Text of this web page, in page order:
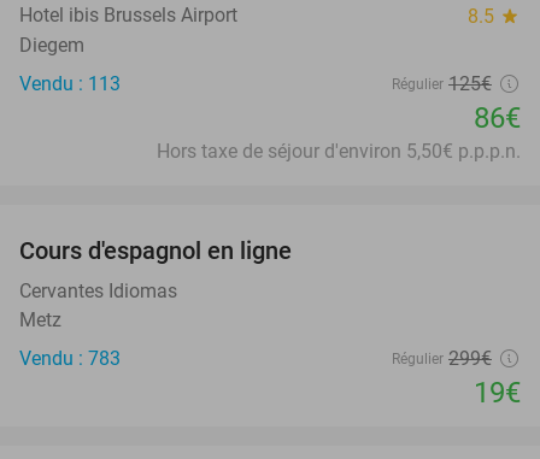
Hotel ibis Brussels Airport 8.5 star
Diegem
Vendu : 113
Régulier 125€
86€
Hors taxe de séjour d'environ 5,50€ p.p.p.n.
Cours d'espagnol en ligne
Cervantes Idiomas
Metz
Vendu : 783
Régulier 299€
19€